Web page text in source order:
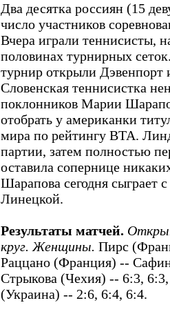
Два десятка россиян (15
число участников
Вчера играли теннисисты,
половинах турнирных
турнир открыли Дэвенпорт
Словенская теннисистка
поклонников Марии
отобрать у американки
мира по рейтингу ВТА.
партии, затем полностью
оставила сопернице
Шарапова сегодня сыграет
Линецкой.
Результаты матчей.
круг. Женщины. Пирс
Раццано (Франция) --
Стрыкова (Чехия) -- 6:3,
(Украина) -- 2:6, 6:4, 6:4.